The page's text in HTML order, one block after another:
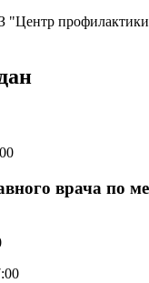
врача по